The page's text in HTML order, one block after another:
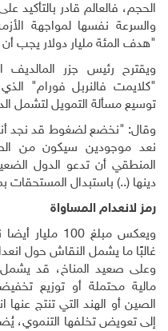
الحجم، فالعالم قادر بالتأكيد
والسرعة نفسها لمواجهة
"هدف المئة مليار دولار يجب
ويقترح رئيس جزر
توسيع مسألة التمويل لتشمل
وقال: "نخضع لضغوط قد نجد
نعد موجودين سيكون من
المنطقي أن تدعو الدول
دينها (..) باستبدال
رمز لانعدام المساواة
ويعكس مبلغ
غالبًا ما يشمل النقاش حول
وعلى صعيد المناخ، قد
مالية محتملة أو توزيع
الصين أو الهند التي تنتج عنها
إلى تعويض تخلفها التنموي،